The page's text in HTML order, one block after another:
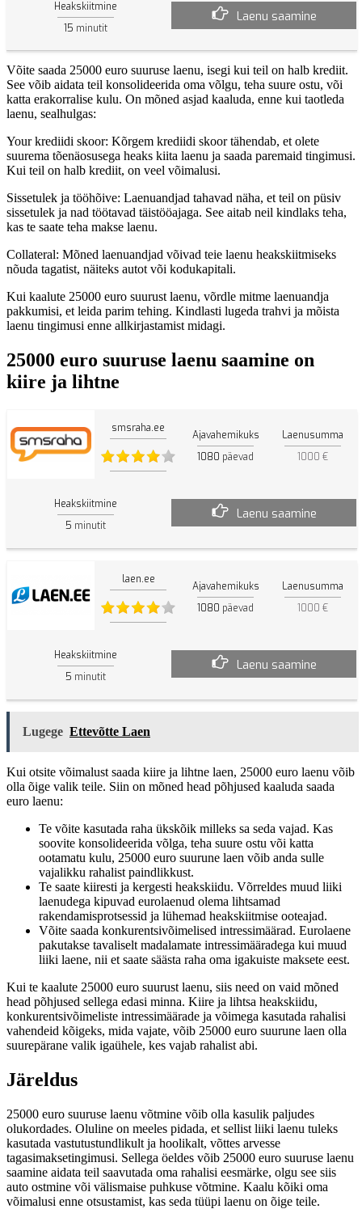
Heakskiitmine
15 minutit
Laenu saamine
Võite saada 25000 euro suuruse laenu, isegi kui teil on halb krediit.
See võib aidata teil konsolideerida oma võlgu, teha suure ostu, või
katta erakorralise kulu. On mõned asjad kaaluda, enne kui taotleda
laenu, sealhulgas:
Your krediidi skoor: Kõrgem krediidi skoor tähendab, et olete
suurema tõenäosusega heaks kiita laenu ja saada paremaid tingimusi.
Kui teil on halb krediit, on veel võimalusi.
Sissetulek ja tööhõive: Laenuandjad tahavad näha, et teil on püsiv
sissetulek ja nad töötavad täistööajaga. See aitab neil kindlaks teha,
kas te saate teha makse laenu.
Collateral: Mõned laenuandjad võivad teie laenu heakskiitmiseks
nõuda tagatist, näiteks autot või kodukapitali.
Kui kaalute 25000 euro suurust laenu, võrdle mitme laenuandja
pakkumisi, et leida parim tehing. Kindlasti lugeda trahvi ja mõista
laenu tingimusi enne allkirjastamist midagi.
25000 euro suuruse laenu saamine on
kiire ja lihtne
smsraha.ee
Ajavahemikuks
1080 päevad
Laenusumma
1000 €
Heakskiitmine
5 minutit
Laenu saamine
laen.ee
Ajavahemikuks
1080 päevad
Laenusumma
1000 €
Heakskiitmine
5 minutit
Laenu saamine
Lugege Ettevõtte Laen
Kui otsite võimalust saada kiire ja lihtne laen, 25000 euro laenu võib
olla õige valik teile. Siin on mõned head põhjused kaaluda saada
euro laenu:
Te võite kasutada raha ükskõik milleks sa seda vajad. Kas
soovite konsolideerida võlga, teha suure ostu või katta
ootamatu kulu, 25000 euro suurune laen võib anda sulle
vajalikku rahalist paindlikkust.
Te saate kiiresti ja kergesti heakskiidu. Võrreldes muud liiki
laenudega kipuvad eurolaenud olema lihtsamad
rakendamisprotsessid ja lühemad heakskiitmise ooteajad.
Võite saada konkurentsivõimelised intressimäärad. Eurolaene
pakutakse tavaliselt madalamate intressimääradega kui muud
liiki laene, nii et saate säästa raha oma igakuiste maksete eest.
Kui te kaalute 25000 euro suurust laenu, siis need on vaid mõned
head põhjused sellega edasi minna. Kiire ja lihtsa heakskiidu,
konkurentsivõimeliste intressimäärade ja võimega kasutada rahalisi
vahendeid kõigeks, mida vajate, võib 25000 euro suurune laen olla
suurepärane valik igaühele, kes vajab rahalist abi.
Järeldus
25000 euro suuruse laenu võtmine võib olla kasulik paljudes
olukordades. Oluline on meeles pidada, et sellist liiki laenu tuleks
kasutada vastutustundlikult ja hoolikalt, võttes arvesse
tagasimaksetingimusi. Sellega öeldes võib 25000 euro suuruse laenu
saamine aidata teil saavutada oma rahalisi eesmärke, olgu see siis
auto ostmine või välismaise puhkuse võtmine. Kaalu kõiki oma
võimalusi enne otsustamist, kas seda tüüpi laenu on õige teile.